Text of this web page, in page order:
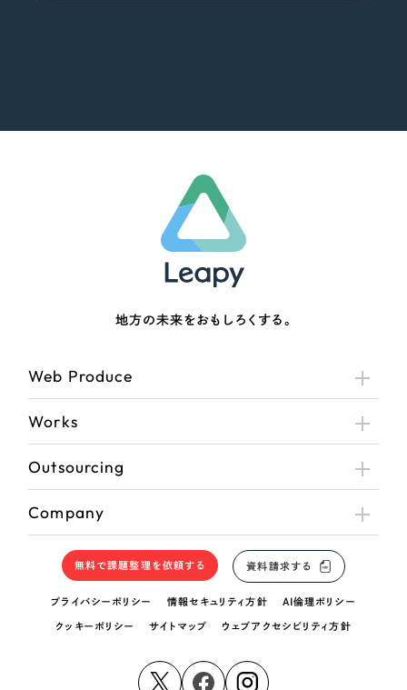
地方の未来をおもしろくする。
Web Produce
Works
Outsourcing
Company
無料で課題整理を依頼する 資料請求する
プライバシーポリシー 情報セキュリティ方針 AI倫理ポリシー
クッキーポリシー サイトマップ ウェブアクセシビリティ方針